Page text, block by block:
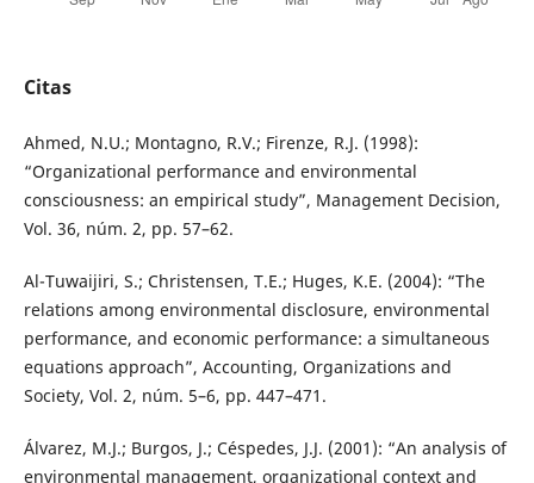
Citas
Ahmed, N.U.; Montagno, R.V.; Firenze, R.J. (1998):
“Organizational performance and environmental
consciousness: an empirical study”, Management Decision,
Vol. 36, núm. 2, pp. 57–62.
Al-Tuwaijiri, S.; Christensen, T.E.; Huges, K.E. (2004): “The
relations among environmental disclosure, environmental
performance, and economic performance: a simultaneous
equations approach”, Accounting, Organizations and
Society, Vol. 2, núm. 5–6, pp. 447–471.
Álvarez, M.J.; Burgos, J.; Céspedes, J.J. (2001): “An analysis of
environmental management, organizational context and